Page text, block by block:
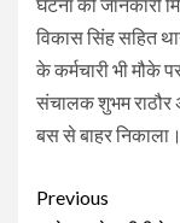
विकास सिंह सहित
के कर्मचारी भी मौके
संचालक शुभम राठौर
बस से बाहर निकाला।
Continue
Previous